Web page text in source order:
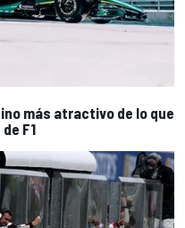
más atractivo de lo que
F1